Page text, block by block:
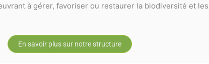
à gérer, favoriser ou restaurer la biodiversité et
En savoir plus sur notre structure